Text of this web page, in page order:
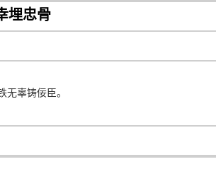
埋忠骨
无辜铸佞臣。